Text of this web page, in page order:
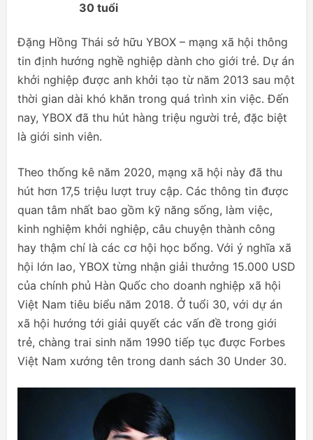
30 tuổi
Đặng Hồng Thái sở hữu YBOX – mạng xã hội thông
tin định hướng nghề nghiệp dành cho giới trẻ. Dự án
khởi nghiệp được anh khởi tạo từ năm 2013 sau một
thời gian dài khó khăn trong quá trình xin việc. Đến
nay, YBOX đã thu hút hàng triệu người trẻ, đặc biệt
là giới sinh viên.
Theo thống kê năm 2020, mạng xã hội này đã thu
hút hơn 17,5 triệu lượt truy cập. Các thông tin được
quan tâm nhất bao gồm kỹ năng sống, làm việc,
kinh nghiệm khởi nghiệp, câu chuyện thành công
hay thậm chí là các cơ hội học bổng. Với ý nghĩa xã
hội lớn lao, YBOX từng nhận giải thưởng 15.000 USD
của chính phủ Hàn Quốc cho doanh nghiệp xã hội
Việt Nam tiêu biểu năm 2018. Ở tuổi 30, với dự án
xã hội hướng tới giải quyết các vấn đề trong giới
trẻ, chàng trai sinh năm 1990 tiếp tục được Forbes
Việt Nam xướng tên trong danh sách 30 Under 30.